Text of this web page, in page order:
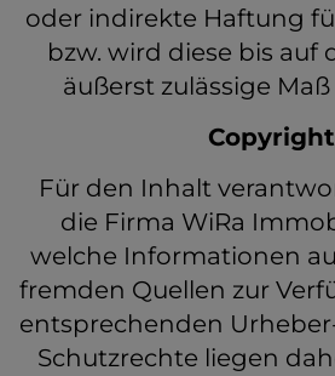
oder indirekte Haftung
bzw. wird diese bis auf
äußerst zulässige
Copyright
Für den Inhalt
die Firma WiRa
welche Informationen
fremden Quellen zur
entsprechenden
Schutzrechte liegen